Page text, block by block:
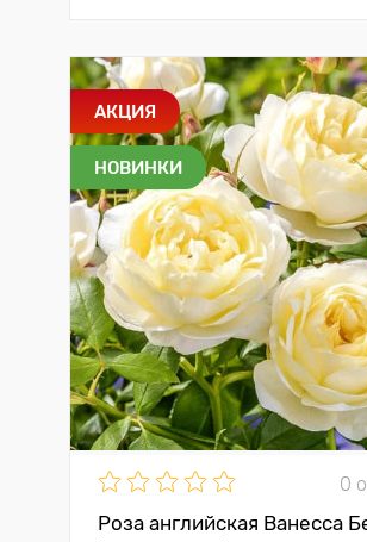
АКЦИЯ
НОВИНКИ
0
Роза английская Ванесса